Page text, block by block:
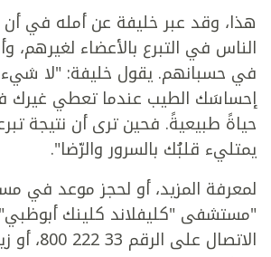
هذا، وقد عبر خليفة عن أمله في
الناس في التبرع بالأعضاء لغيرهم،
في حسبانهم. يقول خليفة: "لا
إحساسَك الطيب عندما تعطي غيرك
حياةً طبيعيةً. فحين ترى أن نتيجة
يمتليء قلبُك بالسرور والرّضا".
لمعرفة المزيد، أو لحجز موعد في
"مستشفى "كليفلاند كلينك
الاتصال على